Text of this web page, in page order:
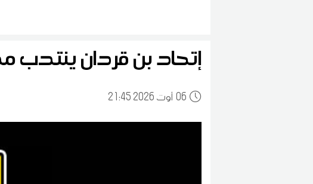
إتحاد بن قردان ينتدب
0621:45 2026 أوت